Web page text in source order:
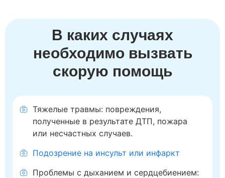
В каких случаях
необходимо вызвать
скорую помощь
Тяжелые травмы: повреждения,
полученные в результате ДТП, пожара
или несчастных случаев.
Подозрение на инсульт или инфаркт
Проблемы с дыханием и сердцебиением: